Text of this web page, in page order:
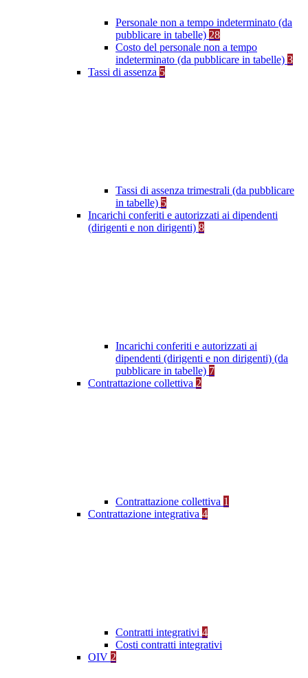
Personale non a tempo indeterminato (da
pubblicare in tabelle) 28
Costo del personale non a tempo
indeterminato (da pubblicare in tabelle) 3
Tassi di assenza 5
Tassi di assenza trimestrali (da pubblicare
in tabelle) 5
Incarichi conferiti e autorizzati ai dipendenti
(dirigenti e non dirigenti) 8
Incarichi conferiti e autorizzati ai
dipendenti (dirigenti e non dirigenti) (da
pubblicare in tabelle) 7
Contrattazione collettiva 2
Contrattazione collettiva 1
Contrattazione integrativa 4
Contratti integrativi 4
Costi contratti integrativi
OIV 2